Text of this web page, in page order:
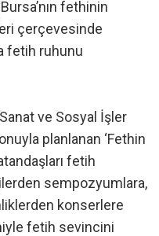
fethinin
çerçevesinde
fetih ruhunu
ve Sosyal İşler
planlanan ‘Fethin
fetih
sempozyumlara,
konserlere
fetih sevincini